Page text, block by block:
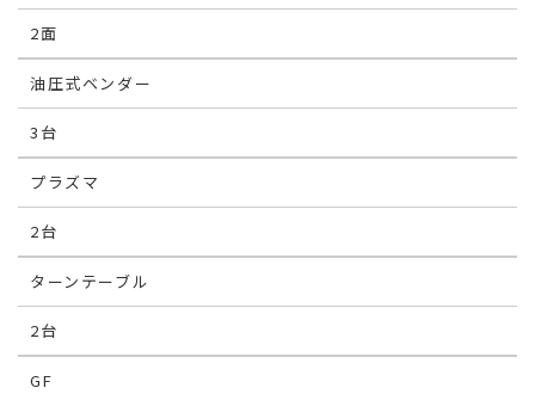
2面
油圧式ベンダー
3台
プラズマ
2台
ターンテーブル
2台
GF